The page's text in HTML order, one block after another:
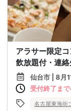
アラサー限定
飲放題付・連
仙台市 | 8月
受付終了ま
名古屋東海街